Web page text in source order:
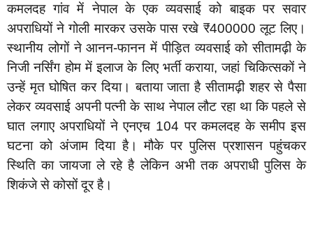
कमलदह गांव में नेपाल के एक व्यवसाई को बाइक पर सवार
अपराधियों ने गोली मारकर उसके पास रखे ₹400000 लूट लिए।
स्थानीय लोगों ने आनन-फानन में पीड़ित व्यवसाई को सीतामढ़ी के
निजी नर्सिंग होम में इलाज के लिए भर्ती कराया, जहां चिकित्सकों ने
उन्हें मृत घोषित कर दिया। बताया जाता है सीतामढ़ी शहर से पैसा
लेकर व्यवसाई अपनी पत्नी के साथ नेपाल लौट रहा था कि पहले से
घात लगाए अपराधियों ने एनएच 104 पर कमलदह के समीप इस
घटना को अंजाम दिया है। मौके पर पुलिस प्रशासन पहुंचकर
स्थिति का जायजा ले रहे है लेकिन अभी तक अपराधी पुलिस के
शिकंजे से कोसों दूर है।